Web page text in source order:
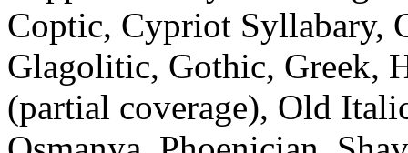
Coptic, Cypriot Syllabary,
Glagolitic, Gothic, Greek,
(partial coverage), Old